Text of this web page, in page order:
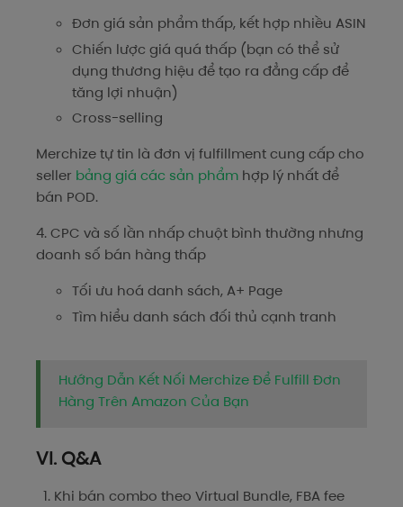
Đơn giá sản phẩm thấp, kết hợp nhiều ASIN
Chiến lược giá quá thấp (bạn có thể sử
dụng thương hiệu để tạo ra đẳng cấp để
tăng lợi nhuận)
Cross-selling
Merchize tự tin là đơn vị fulfillment cung cấp cho
seller bảng giá các sản phẩm hợp lý nhất để
bán POD.
4. CPC và số lần nhấp chuột bình thường nhưng
doanh số bán hàng thấp
Tối ưu hoá danh sách, A+ Page
Tìm hiểu danh sách đối thủ cạnh tranh
Hướng Dẫn Kết Nối Merchize Để Fulfill Đơn
Hàng Trên Amazon Của Bạn
VI. Q&A
Khi bán combo theo Virtual Bundle, FBA fee